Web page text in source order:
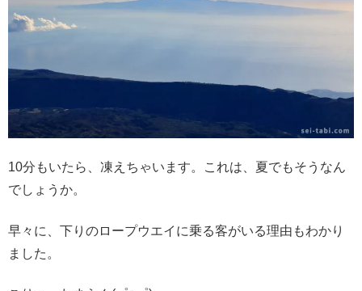
10分もいたら、凍えちゃいます。これは、夏でもそうなん
でしょうか。
早々に、下りのロープウエイに乗る客がいる理由もわかり
ました。